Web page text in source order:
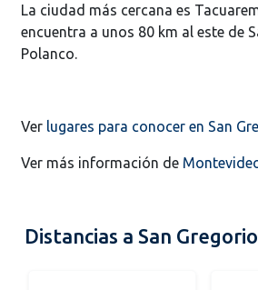
La ciudad más cercana es
encuentra a unos 80 km al este de
Polanco.
Ver lugares para conocer en San
Ver más información de
Distancias a San